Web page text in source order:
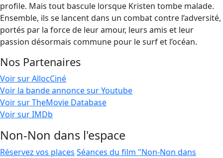
profile. Mais tout bascule lorsque Kristen tombe malade.
Ensemble, ils se lancent dans un combat contre l’adversité,
portés par la force de leur amour, leurs amis et leur
passion désormais commune pour le surf et l’océan.
Nos Partenaires
Voir sur AllocCiné
Voir la bande annonce sur Youtube
Voir sur TheMovie Database
Voir sur IMDb
Non-Non dans l'espace
Réservez vos places Séances du film "Non-Non dans